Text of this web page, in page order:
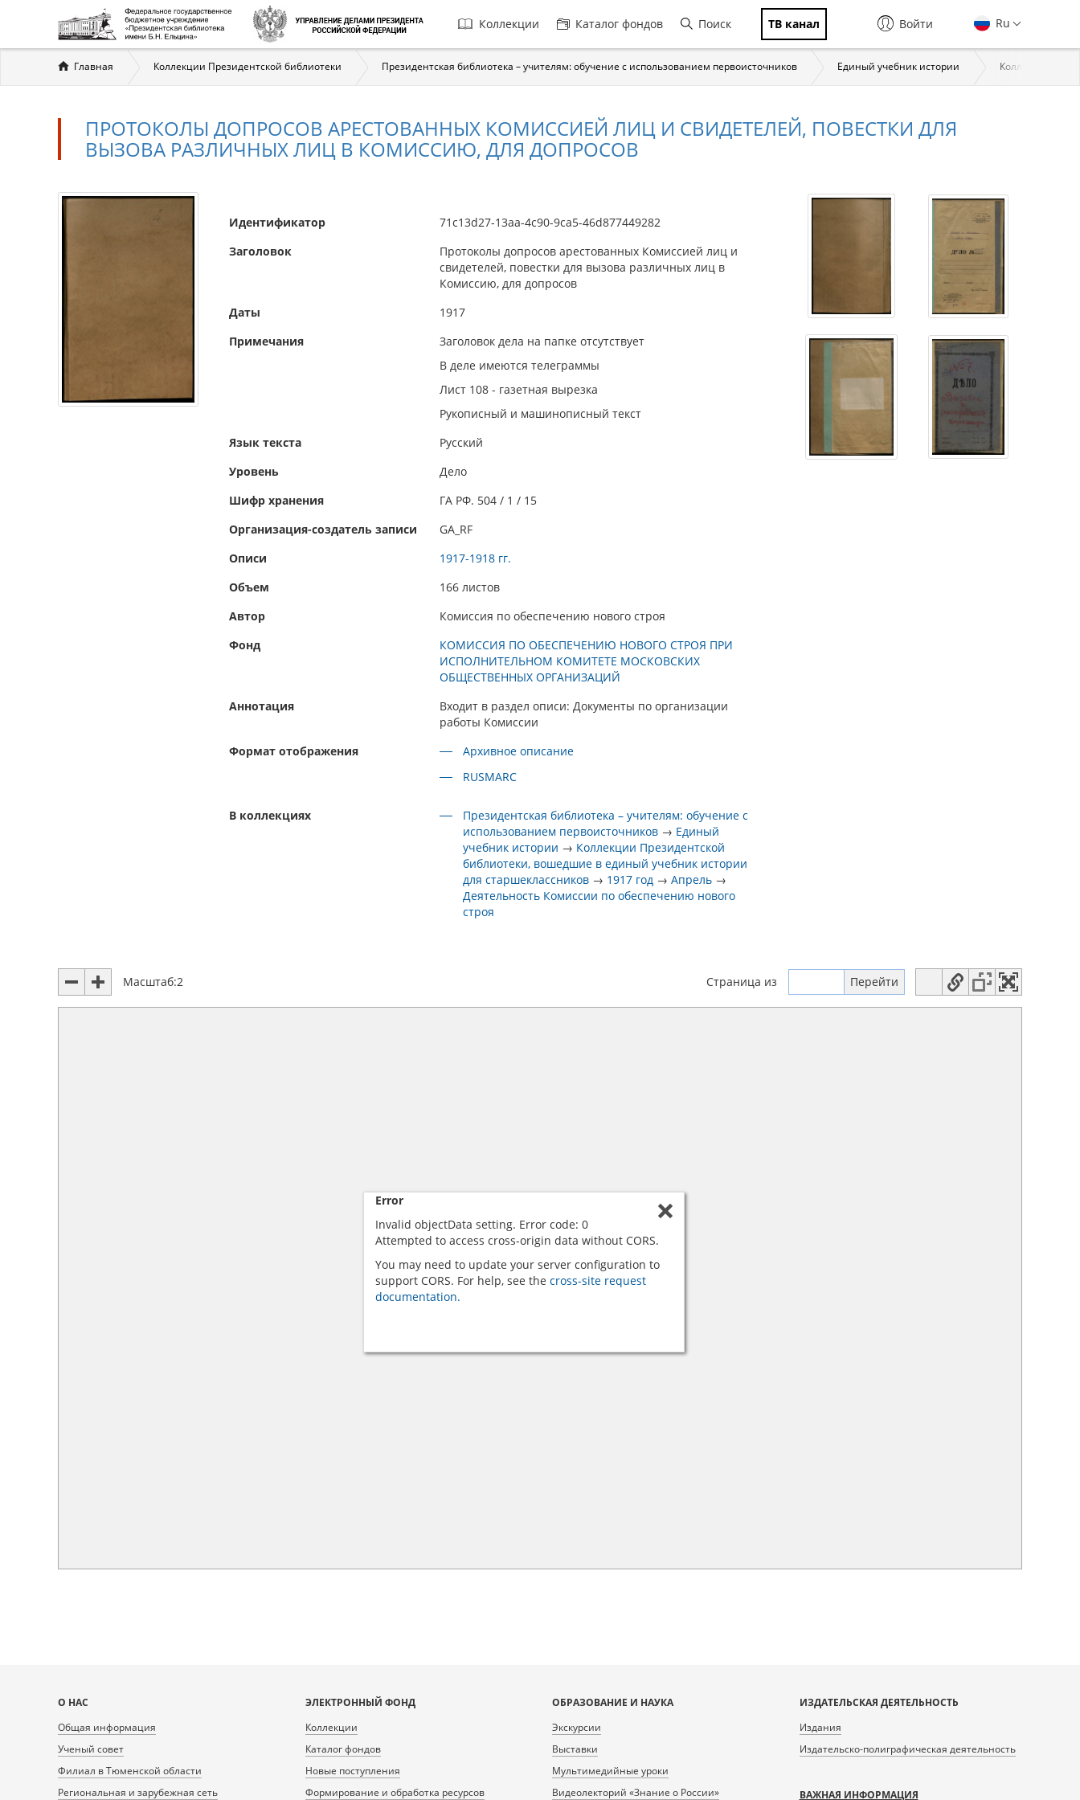
Главная
навигация
Коллекции Каталог фондов Поиск ТВ канал Ru
Войти
Вы
здесь
Главная Коллекции Президентской библиотеки Президентская библиотека – учителям: обучение с использованием первоисточников Единый учебник истории Коллекции
ПРОТОКОЛЫ ДОПРОСОВ АРЕСТОВАННЫХ КОМИССИЕЙ ЛИЦ И СВИДЕТЕЛЕЙ, ПОВЕСТКИ ДЛЯ
ВЫЗОВА РАЗЛИЧНЫХ ЛИЦ В КОМИССИЮ, ДЛЯ ДОПРОСОВ
Идентификатор
71c13d27-13aa-4c90-9ca5-46d877449282
Заголовок
Протоколы допросов арестованных Комиссией лиц и
свидетелей, повестки для вызова различных лиц в
Комиссию, для допросов
Даты
1917
Примечания
Заголовок дела на папке отсутствует
В деле имеются телеграммы
Лист 108 - газетная вырезка
Рукописный и машинописный текст
Язык текста
Русский
Уровень
Дело
Шифр хранения
ГА РФ. 504 / 1 / 15
Организация-создатель записи
GA_RF
Описи
1917-1918 гг.
Объем
166 листов
Автор
Комиссия по обеспечению нового строя
Фонд
КОМИССИЯ ПО ОБЕСПЕЧЕНИЮ НОВОГО СТРОЯ ПРИ
ИСПОЛНИТЕЛЬНОМ КОМИТЕТЕ МОСКОВСКИХ
ОБЩЕСТВЕННЫХ ОРГАНИЗАЦИЙ
Аннотация
Входит в раздел описи: Документы по организации
работы Комиссии
Формат отображения
Архивное описание
RUSMARC
В коллекциях
Президентская библиотека – учителям: обучение с
использованием первоисточников → Единый
учебник истории → Коллекции Президентской
библиотеки, вошедшие в единый учебник истории
для старшеклассников → 1917 год →Апрель →
Деятельность Комиссии по обеспечению нового
строя
Масштаб:2 Страница из
Error
Invalid objectData setting. Error code: 0
Attempted to access cross-origin data without CORS.
You may need to update your server configuration to
support CORS. For help, see the cross-site request
documentation.
Карта
сайта
О НАС
Общая информация
Ученый совет
Филиал в Тюменской области
Региональная и зарубежная сеть
ЭЛЕКТРОННЫЙ ФОНД
Коллекции
Каталог фондов
Новые поступления
Формирование и обработка ресурсов
ОБРАЗОВАНИЕ И НАУКА
Экскурсии
Выставки
Мультимедийные уроки
Видеолекторий «Знание о России»
ИЗДАТЕЛЬСКАЯ ДЕЯТЕЛЬНОСТЬ
Издания
Издательско-полиграфическая деятельность
ВАЖНАЯ ИНФОРМАЦИЯ